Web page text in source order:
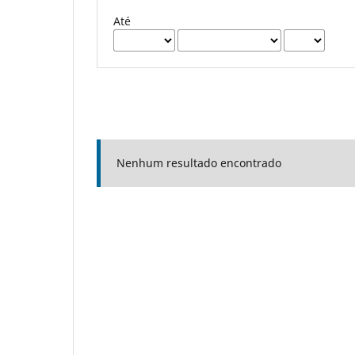
Até
Nenhum resultado encontrado